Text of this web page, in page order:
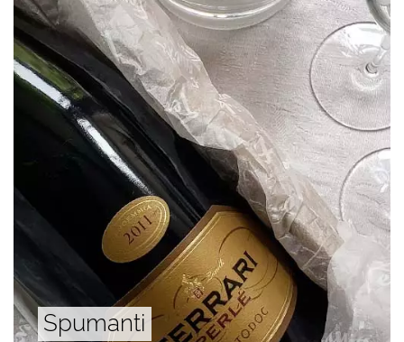
Spumanti